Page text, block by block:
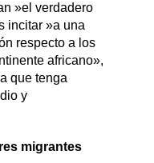
»el verdadero
incitar »a una
respecto a los
africano»,
que tenga
y
migrantes